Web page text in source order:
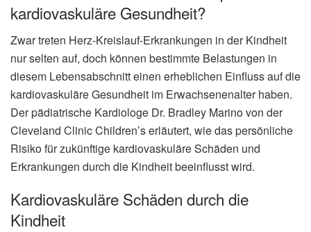
kardiovaskuläre Gesundheit?
Zwar treten Herz-Kreislauf-Erkrankungen in der Kindheit
nur selten auf, doch können bestimmte Belastungen in
diesem Lebensabschnitt einen erheblichen Einfluss auf die
kardiovaskuläre Gesundheit im Erwachsenenalter haben.
Der pädiatrische Kardiologe Dr. Bradley Marino von der
Cleveland Clinic Children’s erläutert, wie das persönliche
Risiko für zukünftige kardiovaskuläre Schäden und
Erkrankungen durch die Kindheit beeinflusst wird.
Kardiovaskuläre Schäden durch die
Kindheit